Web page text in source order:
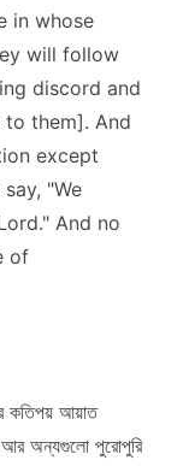
in whose
will follow
discord and
them]. And
except
"We
And no
of
কতিপয় আয়াত
আর অন্যগুলো পুরোপুরি